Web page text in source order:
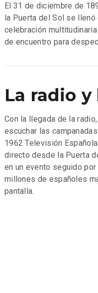
El 31 de diciembre de
la Puerta del Sol se llenó
celebración
de encuentro para
La radio
Con la llegada de la
escuchar las
1962 Televisión
directo desde la Puerta
en un evento seguido
millones de españoles
pantalla.